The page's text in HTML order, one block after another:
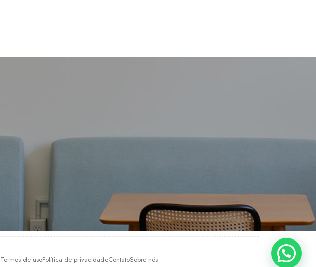
Termos de usoPolítica de privacidadeContatoSobre nós